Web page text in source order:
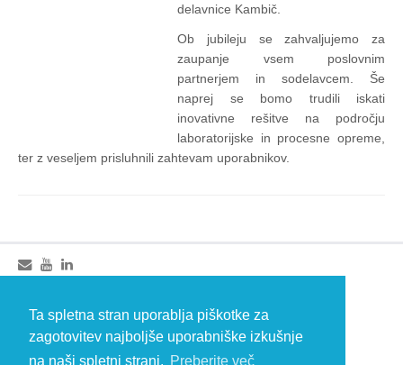
Ta spletna stran uporablja piškotke za
zagotovitev najboljše uporabniške izkušnje
na naši spletni strani. Preberite več
delavnice Kambič.
Ob jubileju se zahvaljujemo za
zaupanje vsem poslovnim
partnerjem in sodelavcem. Še
naprej se bomo trudili iskati
inovativne rešitve na področju
laboratorijske in procesne opreme,
ter z veseljem prisluhnili zahtevam uporabnikov.
HEADQUARTERS: T: +386 (0)7 35 65 220, F: +386 (0)7 35 65 232, E:
info@kambic.com